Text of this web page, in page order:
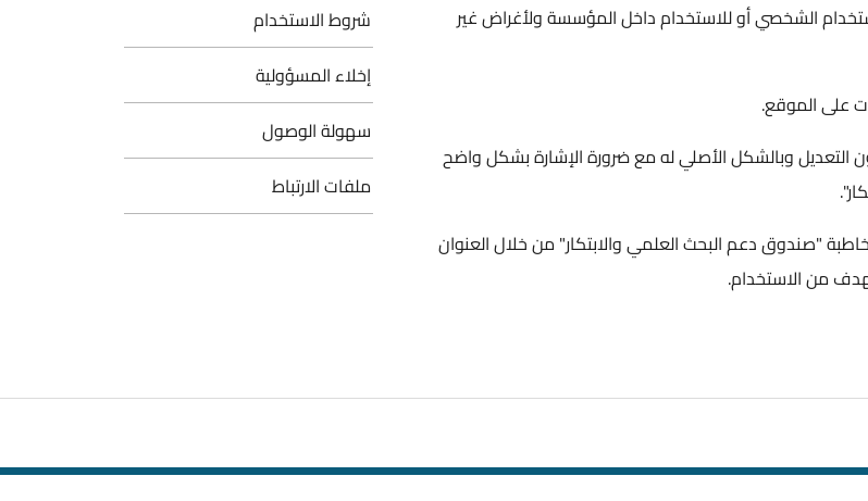
الشخصي أو للاستخدام داخل المؤسسة ولأغراض غير
على الموقع.
التعديل وبالشكل الأصلي له مع ضرورة الإشارة بشكل واضح
"صندوق دعم البحث العلمي والابتكار" من خلال العنوان
من الاستخدام.
شروط الاستخدام
إخلاء المسؤولية
سهولة الوصول
ملفات الارتباط